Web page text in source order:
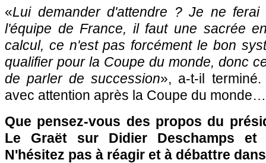
«Lui demander d'attendre ? Je ne
l'équipe de France, il faut une sacrée
calcul, ce n'est pas forcément le bon
qualifier pour la Coupe du monde, donc
de parler de succession», a-t-il
avec attention après la Coupe du monde…
Que pensez-vous des propos du
Le Graët sur Didier Deschamps et
N'hésitez pas à réagir et à débattre